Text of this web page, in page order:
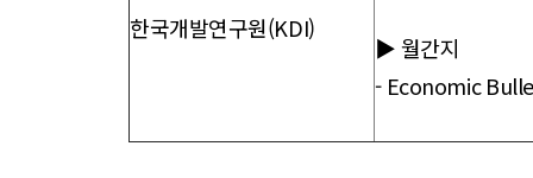
한국개발연구원(KDI)
▶ 월간지
- Economic